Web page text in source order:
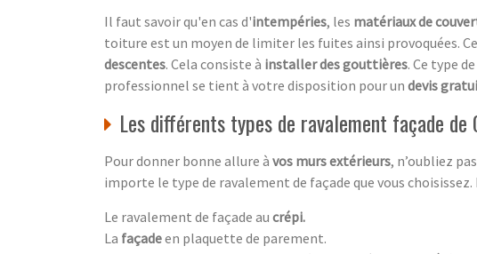
Il faut savoir qu'en cas d'intempéries, les matériaux de
toiture est un moyen de limiter les fuites ainsi provoquées.
descentes. Cela consiste à installer des gouttières. Ce type de
professionnel se tient à votre disposition pour un devis
Les différents types de ravalement façade de
Pour donner bonne allure à vos murs extérieurs, n’oubliez
importe le type de ravalement de façade que vous choisissez.
Le ravalement de façade au crépi.
La façadeen plaquette de parement.